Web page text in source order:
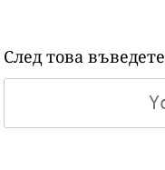
След това